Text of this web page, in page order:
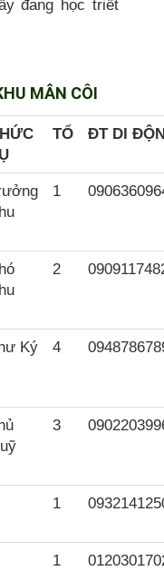
đang học triết
MÂN CÔI
TỔ ĐT DI
1
2
Ký 4
3
1
1